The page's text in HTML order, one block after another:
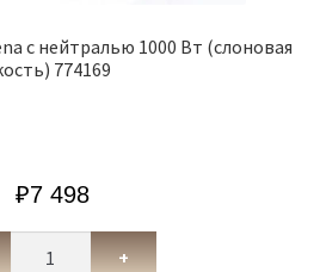
с нейтралью 1000 Вт (слоновая
774169
₽7 498
+